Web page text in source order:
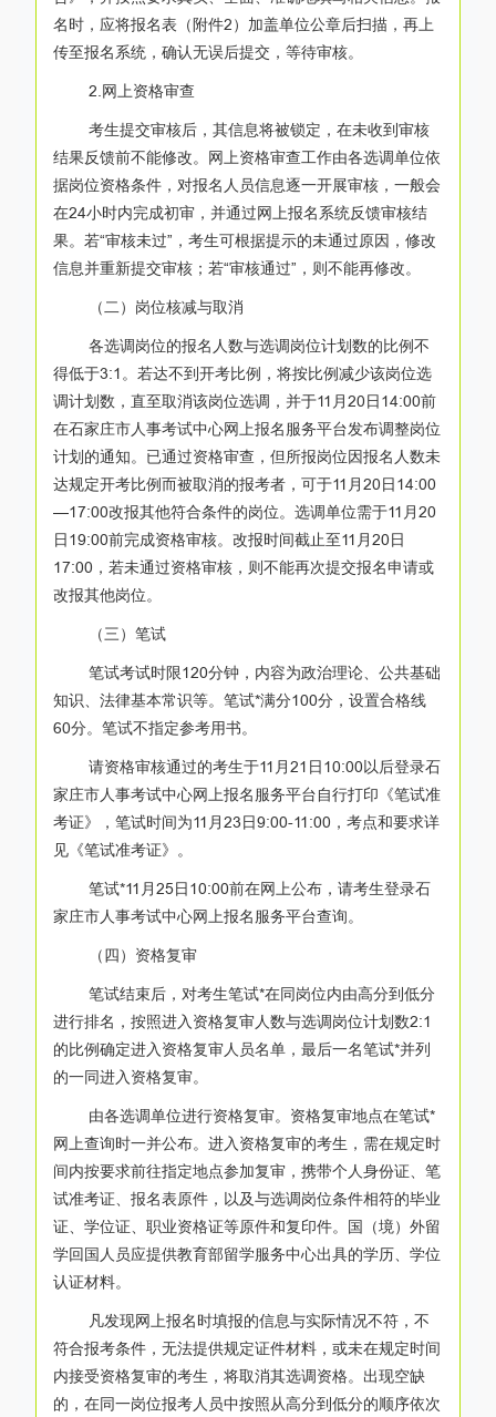
名时，应将报名表（附件2）加盖单位公章后扫描，再上
传至报名系统，确认无误后提交，等待审核。
2.网上资格审查
考生提交审核后，其信息将被锁定，在未收到审核
结果反馈前不能修改。网上资格审查工作由各选调单位依
据岗位资格条件，对报名人员信息逐一开展审核，一般会
在24小时内完成初审，并通过网上报名系统反馈审核结
果。若“审核未过”，考生可根据提示的未通过原因，修改
信息并重新提交审核；若“审核通过”，则不能再修改。
（二）岗位核减与取消
各选调岗位的报名人数与选调岗位计划数的比例不
得低于3:1。若达不到开考比例，将按比例减少该岗位选
调计划数，直至取消该岗位选调，并于11月20日14:00前
在石家庄市人事考试中心网上报名服务平台发布调整岗位
计划的通知。已通过资格审查，但所报岗位因报名人数未
达规定开考比例而被取消的报考者，可于11月20日14:00
—17:00改报其他符合条件的岗位。选调单位需于11月20
日19:00前完成资格审核。改报时间截止至11月20日
17:00，若未通过资格审核，则不能再次提交报名申请或
改报其他岗位。
（三）笔试
笔试考试时限120分钟，内容为政治理论、公共基础
知识、法律基本常识等。笔试*满分100分，设置合格线
60分。笔试不指定参考用书。
请资格审核通过的考生于11月21日10:00以后登录石
家庄市人事考试中心网上报名服务平台自行打印《笔试准
考证》，笔试时间为11月23日9:00-11:00，考点和要求详
见《笔试准考证》。
笔试*11月25日10:00前在网上公布，请考生登录石
家庄市人事考试中心网上报名服务平台查询。
（四）资格复审
笔试结束后，对考生笔试*在同岗位内由高分到低分
进行排名，按照进入资格复审人数与选调岗位计划数2:1
的比例确定进入资格复审人员名单，最后一名笔试*并列
的一同进入资格复审。
由各选调单位进行资格复审。资格复审地点在笔试*
网上查询时一并公布。进入资格复审的考生，需在规定时
间内按要求前往指定地点参加复审，携带个人身份证、笔
试准考证、报名表原件，以及与选调岗位条件相符的毕业
证、学位证、职业资格证等原件和复印件。国（境）外留
学回国人员应提供教育部留学服务中心出具的学历、学位
认证材料。
凡发现网上报名时填报的信息与实际情况不符，不
符合报考条件，无法提供规定证件材料，或未在规定时间
内接受资格复审的考生，将取消其选调资格。出现空缺
的，在同一岗位报考人员中按照从高分到低分的顺序依次